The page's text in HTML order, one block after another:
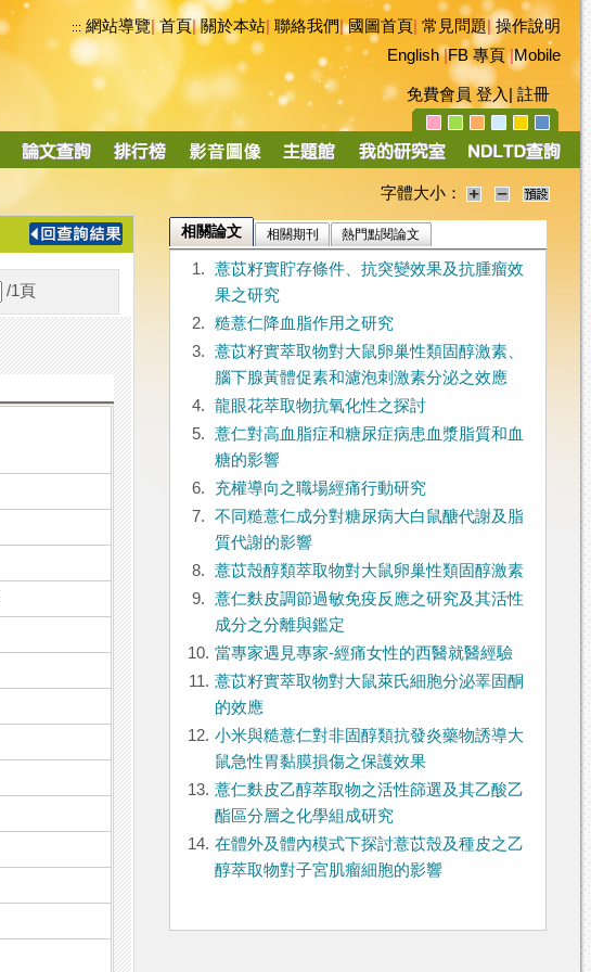
::: 網站導覽|首頁|關於本站 聯絡我們|國圖首頁 常見問題|操作說明
English|FB 專頁|Mobile
免費會員 登入 註冊
導
字體大小：
/1 頁
相關論文 相關期刊 熱門點閱論文
1.
薏苡籽實貯存條件、抗突變效果及抗腫瘤效
果之研究
2.
糙薏仁降血脂作用之研究
3.
薏苡籽實萃取物對大鼠卵巢性類固醇激素、
腦下腺黃體促素和濾泡刺激素分泌之效應
4.
龍眼花萃取物抗氧化性之探討
5.
薏仁對高血脂症和糖尿症病患血漿脂質和血
糖的影響
6.
充權導向之職場經痛行動研究
7.
不同糙薏仁成分對糖尿病大白鼠醣代謝及脂
質代謝的影響
8.
薏苡殼醇類萃取物對大鼠卵巢性類固醇激素
9.
薏仁麩皮調節過敏免疫反應之研究及其活性
成分之分離與鑑定
10. 當專家遇見專家-經痛女性的西醫就醫經驗
11. 薏苡籽實萃取物對大鼠萊氏細胞分泌睪固酮
的效應
12. 小米與糙薏仁對非固醇類抗發炎藥物誘導大
鼠急性胃黏膜損傷之保護效果
13. 薏仁麩皮乙醇萃取物之活性篩選及其乙酸乙
酯區分層之化學組成研究
14. 在體外及體內模式下探討薏苡殼及種皮之乙
醇萃取物對子宮肌瘤細胞的影響